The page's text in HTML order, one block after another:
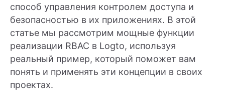
способ управления контролем доступа и
безопасностью в их приложениях. В этой
статье мы рассмотрим мощные функции
реализации RBAC в Logto, используя
реальный пример, который поможет вам
понять и применять эти концепции в своих
проектах.